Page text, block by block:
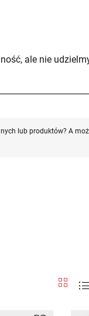
ale nie
lub produktów? A